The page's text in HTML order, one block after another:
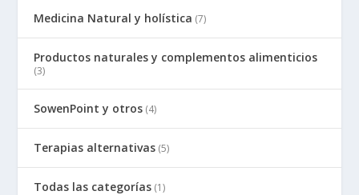
Medicina Natural y holística (7)
Productos naturales y complementos alimenticios
(3)
SowenPoint y otros (4)
Terapias alternativas (5)
Todas las categorías (1)